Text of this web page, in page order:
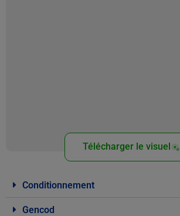
Télécharger le visuel
Conditionnement
Gencod